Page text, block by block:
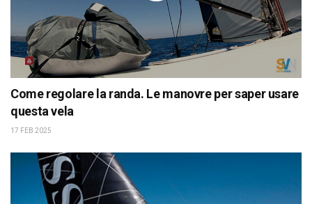
Come regolare la randa. Le manovre per saper usare
questa vela
17 FEB 2025